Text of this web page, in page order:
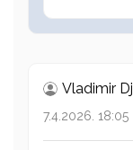
Vladimir
7.4.2026. 18:05